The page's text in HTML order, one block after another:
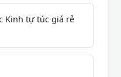
Kinh tự túc giá rẻ